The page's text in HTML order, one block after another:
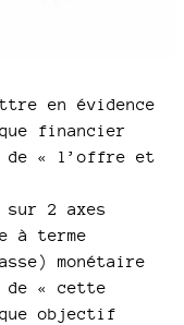
en évidence
financier
de « l’offre et
sur 2 axes
à terme
monétaire
de « cette
objectif